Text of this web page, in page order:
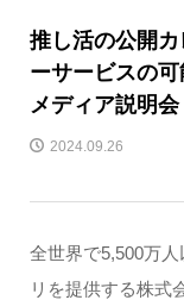
推し活の公開
ーサービスの
メディア説明会
2024.09.26
全世界で5,500万
リを提供する株式